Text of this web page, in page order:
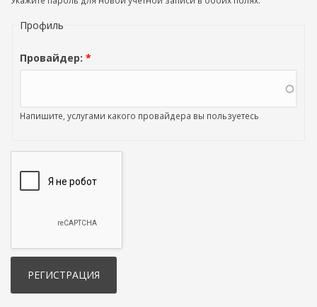
Профиль
Провайдер: *
Напишите, услугами какого провайдера вы пользуетесь